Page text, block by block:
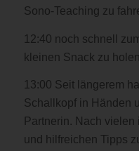
Sono-Teaching zu
12:40 noch schnell
kleinen Snack zu holen
13:00 Seit längerem
Schallkopf in Händen
Partnerin. Nach
und hilfreichen Tipps